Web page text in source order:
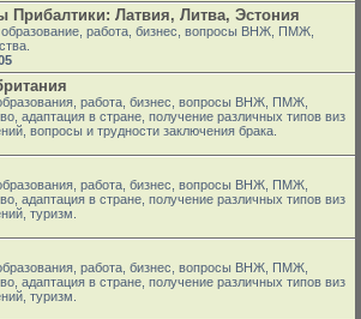
Прибалтики: Латвия‚ Литва‚ Эстония
работа, бизнес, вопросы ВНЖ, ПМЖ,
работа, бизнес, вопросы ВНЖ, ПМЖ,
адаптация в стране, получение различных типов виз
вопросы и трудности заключения брака.
работа, бизнес, вопросы ВНЖ, ПМЖ,
адаптация в стране, получение различных типов виз
туризм.
работа, бизнес, вопросы ВНЖ, ПМЖ,
адаптация в стране, получение различных типов виз
туризм.